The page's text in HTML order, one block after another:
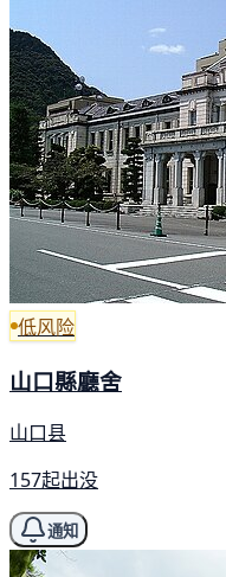
低风险
山口縣廳舍
山口县
157起出没
通知